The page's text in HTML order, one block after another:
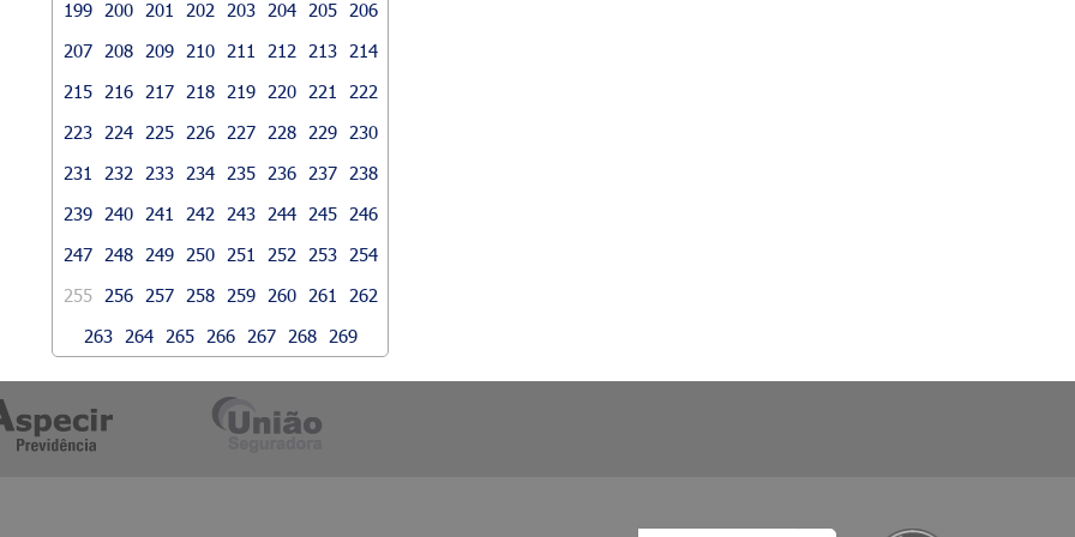
199
200 201 202 203 204 205
206
207
208 209 210 211 212 213
214
215
216 217 218 219 220 221
222
223
224 225 226 227 228 229
230
231
232 233 234 235 236 237
238
239
240 241 242 243 244 245
246
247
248 249 250 251 252 253
254
255
256 257 258 259 260 261
262
263
264 265 266 267 268 269